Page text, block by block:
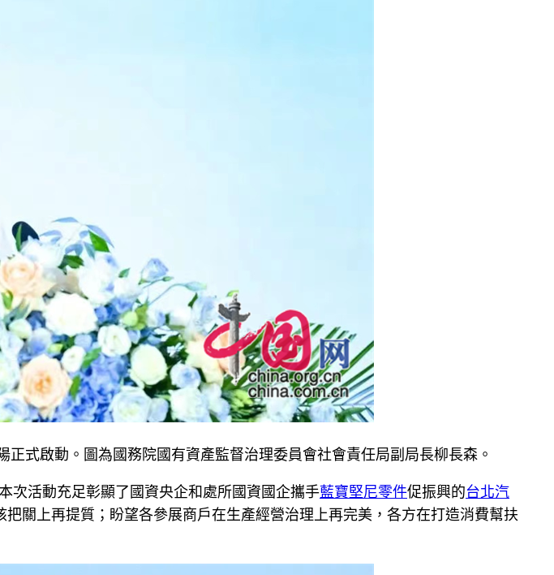
式啟動。圖為國務院國有資產監督治理委員會社會責任局副局長柳長森。
次活動充足彰顯了國資央企和處所國資國企攜手藍寶堅尼零件促振興的台北汽
關上再提質；盼望各參展商戶在生產經營治理上再完美，各方在打造消費幫扶